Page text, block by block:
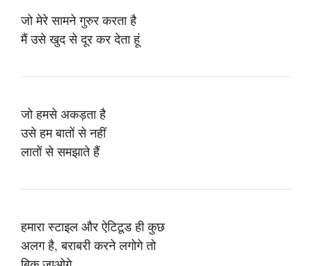
जो मेरे सामने गुरुर करता है
मैं उसे खुद से दूर कर देता हूं
जो हमसे अकड़ता है
उसे हम बातों से नहीं
लातों से समझाते हैं
हमारा स्टाइल और ऐटिटूड ही कुछ
अलग है, बराबरी करने लगोगे तो